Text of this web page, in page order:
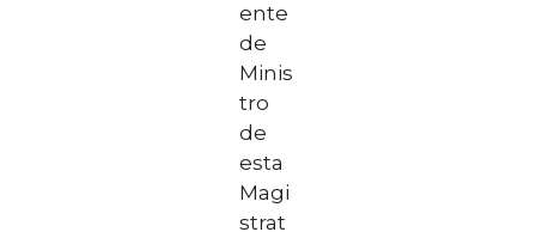
ente
de
Minis
tro
de
esta
Magi
strat